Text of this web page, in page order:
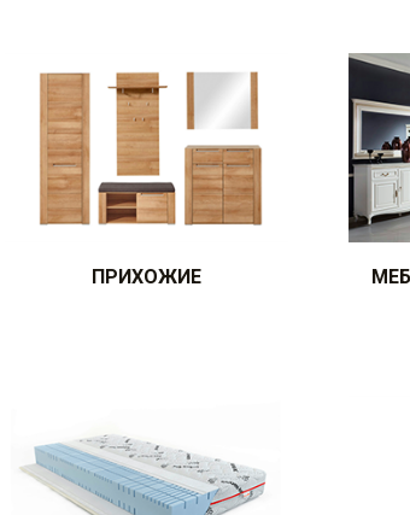
ПРИХОЖИЕ